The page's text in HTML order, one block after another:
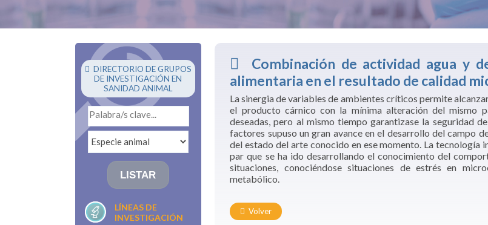
DIRECTORIO DE GRUPOS
DE INVESTIGACIÓN EN
SANIDAD ANIMAL
LÍNEAS DE
INVESTIGACIÓN
Combinación de actividad agua y
alimentaria en el resultado de calidad
La sinergia de variables de ambientes críticos permite
el producto cárnico con la mínima alteración del mismo
deseadas, pero al mismo tiempo garantizase la seguridad
factores supuso un gran avance en el desarrollo del campo
del estado del arte conocido en ese momento. La
par que se ha ido desarrollando el conocimiento del
situaciones, conociéndose situaciones de estrés en
metabólico.
Volver